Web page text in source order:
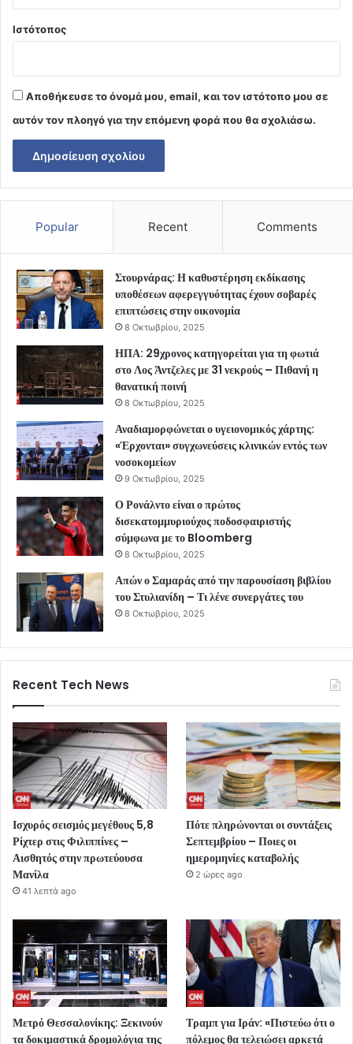
Ιστότοπος
Αποθήκευσε το όνομά μου, email, και τον ιστότοπο μου σε
αυτόν τον πλοηγό για την επόμενη φορά που θα σχολιάσω.
Popular Recent Comments
Στουρνάρας: Η καθυστέρηση εκδίκασης
υποθέσεων αφερεγγυότητας έχουν σοβαρές
επιπτώσεις στην οικονομία
8 Οκτωβρίου, 2025
ΗΠΑ: 29χρονος κατηγορείται για τη φωτιά
στο Λος Άντζελες με 31 νεκρούς – Πιθανή η
θανατική ποινή
8 Οκτωβρίου, 2025
Αναδιαμορφώνεται ο υγειονομικός χάρτης:
«Έρχονται» συγχωνεύσεις κλινικών εντός των
νοσοκομείων
9 Οκτωβρίου, 2025
Ο Ρονάλντο είναι ο πρώτος
δισεκατομμυριούχος ποδοσφαιριστής
σύμφωνα με το Bloomberg
8 Οκτωβρίου, 2025
Απών ο Σαμαράς από την παρουσίαση βιβλίου
του Στυλιανίδη – Τι λένε συνεργάτες του
8 Οκτωβρίου, 2025
Recent Tech News
Ισχυρός σεισμός μεγέθους 5,8
Ρίχτερ στις Φιλιππίνες –
Αισθητός στην πρωτεύουσα
Μανίλα
41 λεπτά ago
Πότε πληρώνονται οι συντάξεις
Σεπτεμβρίου – Ποιες οι
ημερομηνίες καταβολής
2 ώρες ago
Μετρό Θεσσαλονίκης: Ξεκινούν
τα δοκιμαστικά δρομολόγια της
Τραμπ για Ιράν: «Πιστεύω ότι ο
πόλεμος θα τελειώσει αρκετά